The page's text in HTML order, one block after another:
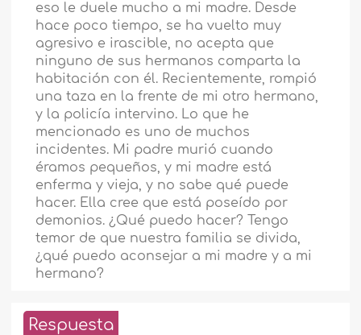
eso le duele mucho a mi madre. Desde
hace poco tiempo, se ha vuelto muy
agresivo e irascible, no acepta que
ninguno de sus hermanos comparta la
habitación con él. Recientemente, rompió
una taza en la frente de mi otro hermano,
y la policía intervino. Lo que he
mencionado es uno de muchos
incidentes. Mi padre murió cuando
éramos pequeños, y mi madre está
enferma y vieja, y no sabe qué puede
hacer. Ella cree que está poseído por
demonios. ¿Qué puedo hacer? Tengo
temor de que nuestra familia se divida,
¿qué puedo aconsejar a mi madre y a mi
hermano?
Respuesta